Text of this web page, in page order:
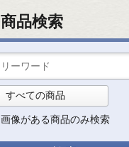
商品検索
画像がある商品のみ検索